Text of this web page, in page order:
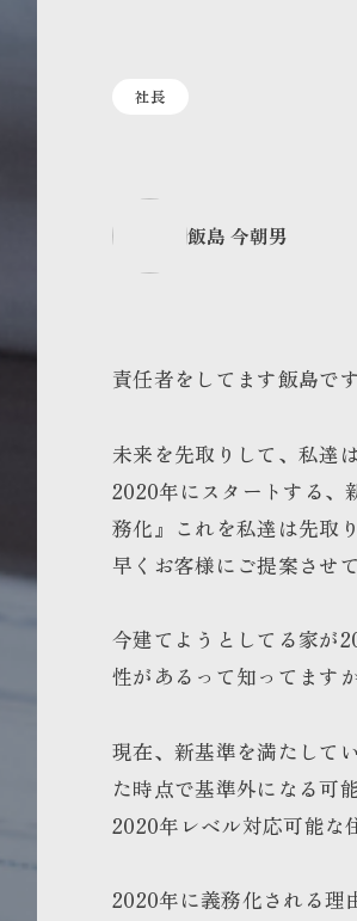
社長
飯島 今朝男
責任者をしてます飯島です
未来を先取りして、私達
2020年にスタートする、
務化』これを私達は先取
早くお客様にご提案させ
今建てようとしてる家が
性があるって知ってます
現在、新基準を満たして
た時点で基準外になる可
2020年レベル対応可能な
2020年に義務化される理